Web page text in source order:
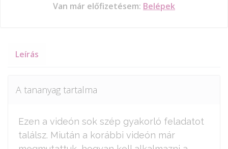
Van már előfizetésem: Belépek
Leírás
A tananyag tartalma
Ezen a videón sok szép gyakorló feladatot
találsz. Miután a korábbi videón már